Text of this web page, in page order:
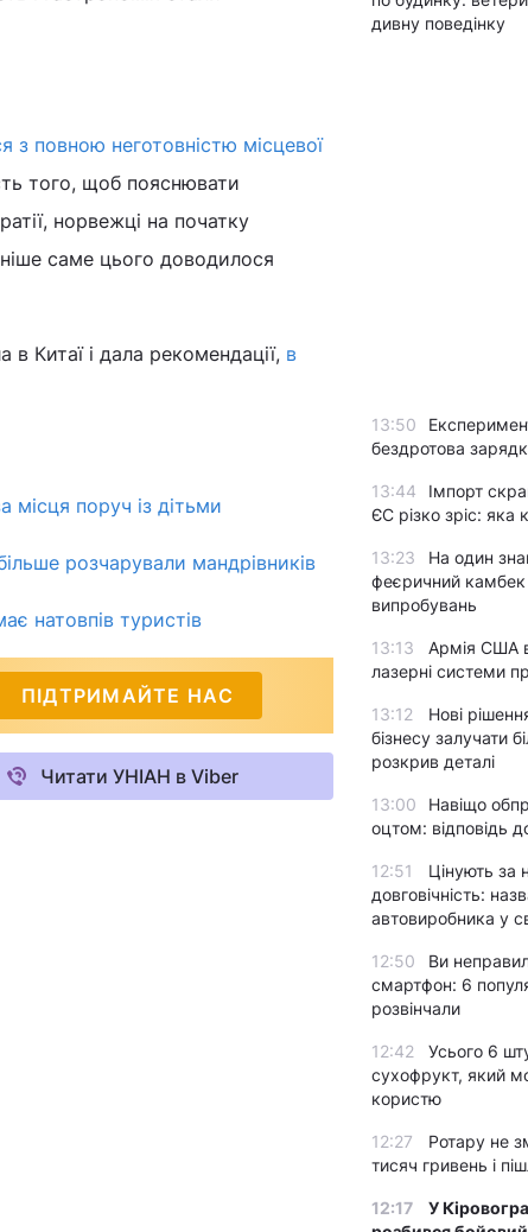
з повною неготовністю місцевої
того, щоб пояснювати
норвежці на початку
саме цього доводилося
Китаї і дала рекомендації, в
місця поруч із дітьми
розчарували мандрівників
натовпів туристів
ПІДТРИМАЙТЕ НАС
Читати УНІАН в Viber
дивну поведінку
13:50
бездротова
13:44
Імпорт
ЄС різко зріс: яка
13:23
На один
феєричний камбек
випробувань
13:13
Армія США
лазерні системи
13:12
Нові
бізнесу залучати
розкрив деталі
13:00
Навіщо
оцтом: відповідь
12:51
Цінують за
довговічність:
автовиробника у
12:50
Ви
смартфон: 6
розвінчали
12:42
Усього 6
сухофрукт, який
користю
12:27
Ротару не
тисяч гривень і
12:17
У